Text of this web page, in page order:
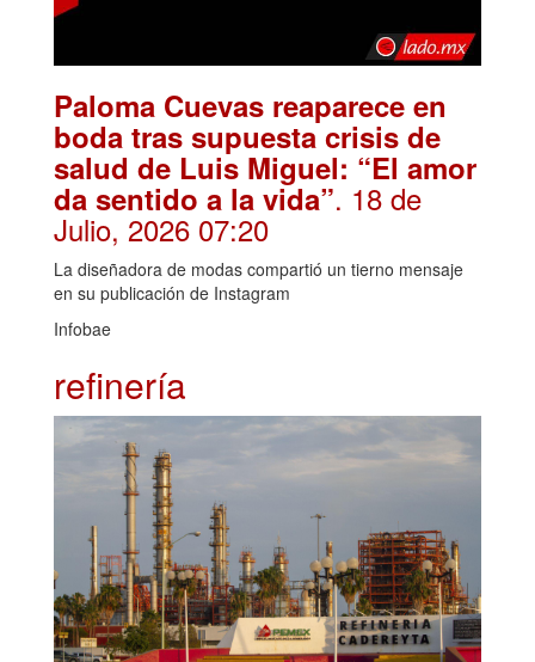
Paloma Cuevas reaparece en
boda tras supuesta crisis de
salud de Luis Miguel: “El amor
da sentido a la vida”. 18 de
Julio, 2026 07:20
La diseñadora de modas compartió un tierno mensaje
en su publicación de Instagram
Infobae
refinería